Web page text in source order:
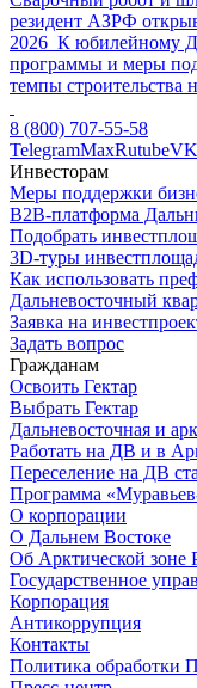
резидент АЗРФ
2026 К юбилейному
программы и меры
темпы строительства
8 (800) 707-55-58
TelegramMaxRutubeVK
Инвесторам
Меры поддержки
B2B-платформа
Подобрать
3D-туры
Как использовать
Дальневосточный
Заявка на
Задать вопрос
Гражданам
Освоить Гектар
Выбрать Гектар
Дальневосточная и
Работать на ДВ и в
Переселение на ДВ
Программа
О корпорации
О Дальнем Востоке
Об Арктической зоне
Государственное
Корпорация
Антикоррупция
Контакты
Политика обработки